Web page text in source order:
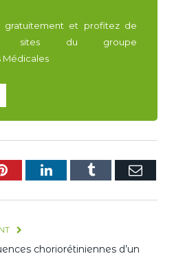
gratuitement et profitez de
sites du groupe
Médicales
PinterestLinkedInTumblr E-
choriorétiniennes d’un